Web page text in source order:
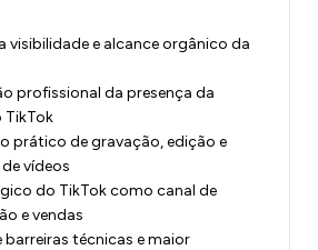
visibilidade e alcance orgânico da
profissional da presença da
TikTok
prático de gravação, edição e
vídeos
do TikTok como canal de
e vendas
barreiras técnicas e maior